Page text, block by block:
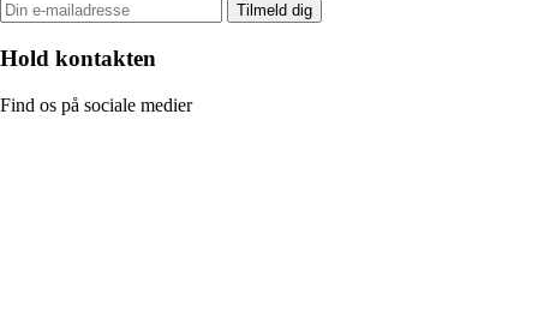
Tilmeld dig
Hold kontakten
Find os på sociale medier